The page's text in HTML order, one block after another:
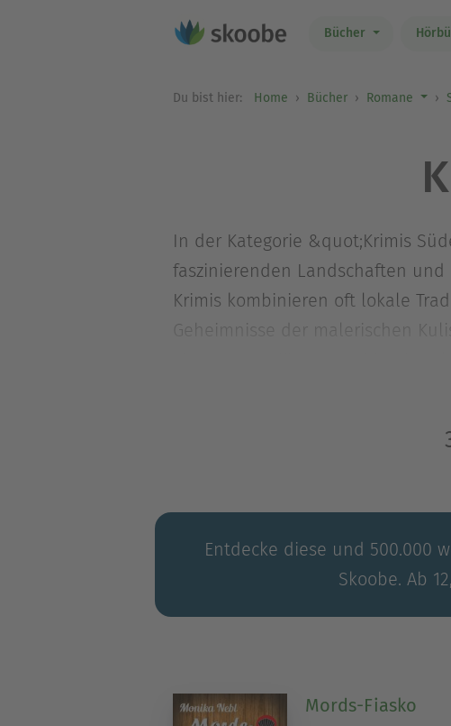
Bücher
Du bist hier: Home Bücher Romane
In der Kategorie &quot;Krimis
faszinierenden Landschaften
Krimis kombinieren oft lokale
Geheimnisse der malerischen
geht, die Atmosphäre und
Entdecke diese und 500.000
Skoobe. Ab
Mords-Fiasko